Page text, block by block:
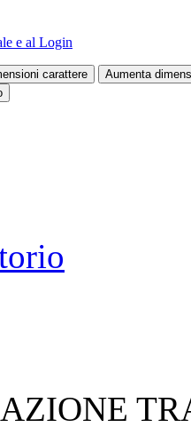
e al Login
carattere Aumenta